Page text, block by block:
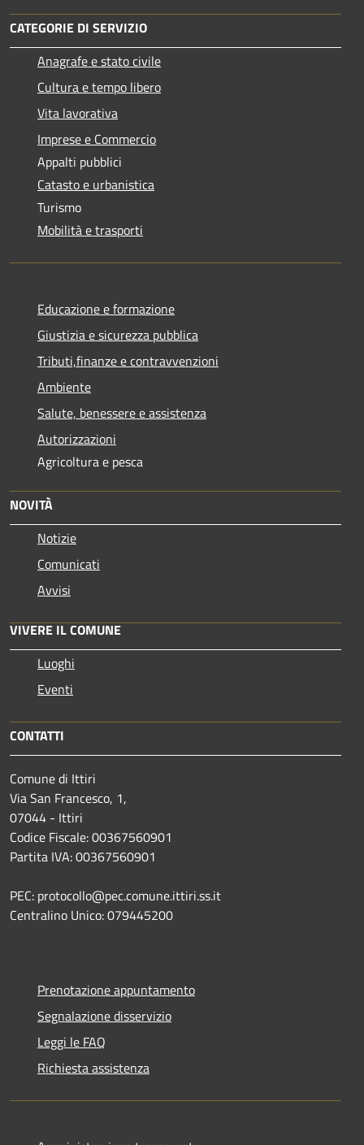
CATEGORIE DI SERVIZIO
Anagrafe e stato civile
Cultura e tempo libero
Vita lavorativa
Imprese e Commercio
Appalti pubblici
Catasto e urbanistica
Turismo
Mobilità e trasporti
Educazione e formazione
Giustizia e sicurezza pubblica
Tributi,finanze e contravvenzioni
Ambiente
Salute, benessere e assistenza
Autorizzazioni
Agricoltura e pesca
NOVITÀ
Notizie
Comunicati
Avvisi
VIVERE IL COMUNE
Luoghi
Eventi
CONTATTI
Comune di Ittiri
Via San Francesco, 1,
07044 - Ittiri
Codice Fiscale: 00367560901
Partita IVA: 00367560901
PEC: protocollo@pec.comune.ittiri.ss.it
Centralino Unico: 079445200
Prenotazione appuntamento
Segnalazione disservizio
Leggi le FAQ
Richiesta assistenza